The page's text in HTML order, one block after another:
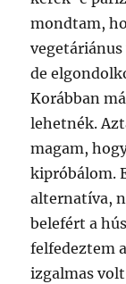
mondtam,
vegetáriánus
de
Korábban
lehetnék.
magam,
kipróbálom.
alternatíva,
belefért a
felfedeztem
izgalmas